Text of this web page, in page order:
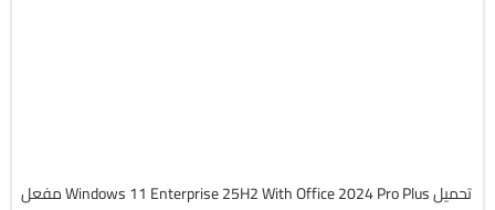
تحميل Windows 11 Enterprise 25H2 With Office 2024 Pro Plus مفعل